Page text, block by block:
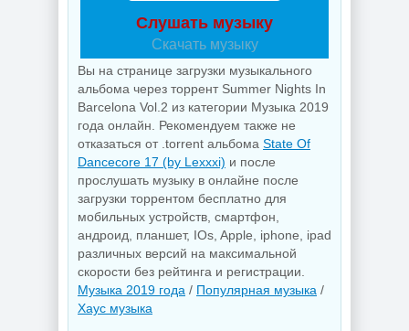
Слушать музыку
Скачать музыку
Вы на странице загрузки музыкального
альбома через торрент Summer Nights In
Barcelona Vol.2 из категории Музыка 2019
года онлайн. Рекомендуем также не
отказаться от .torrent альбома State Of
Dancecore 17 (by Lexxxi) и после
прослушать музыку в онлайне после
загрузки торрентом бесплатно для
мобильных устройств, смартфон,
андроид, планшет, IOs, Apple, iphone, ipad
различных версий на максимальной
скорости без рейтинга и регистрации.
Музыка 2019 года / Популярная музыка /
Хаус музыка